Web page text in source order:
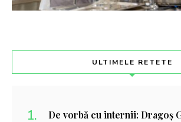
ULTIMELE RETETE
De vorbă cu internii: Dragoș